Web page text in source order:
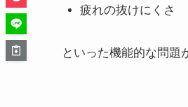
疲れの抜けにくさ
といった機能的な問題